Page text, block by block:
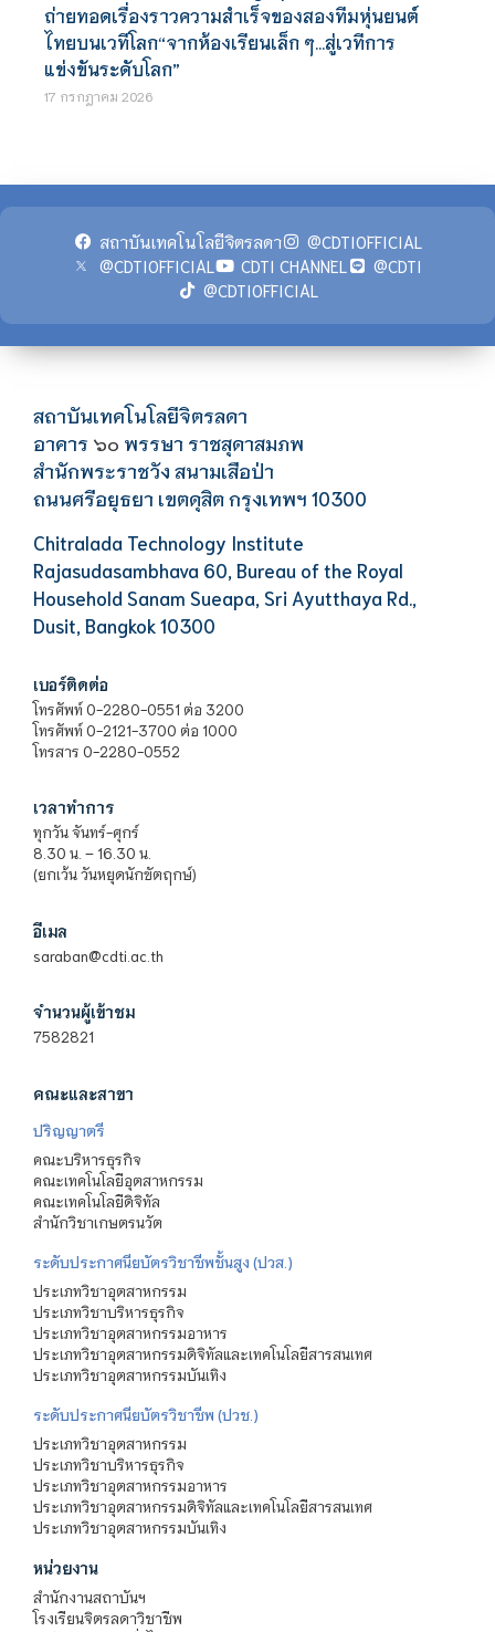
ถ่ายทอดเรื่องราวความสำเร็จของสองทีมหุ่นยนต์
ไทยบนเวทีโลก“จากห้องเรียนเล็ก ๆ…สู่เวทีการ
แข่งขันระดับโลก”
17 กรกฎาคม 2026
สถาบันเทคโนโลยีจิตรลดา
@CDTIOFFICIAL
@CDTIOFFICIAL
CDTI CHANNEL
@CDTI
@CDTIOFFICIAL
สถาบันเทคโนโลยีจิตรลดา
อาคาร ๖๐ พรรษา ราชสุดาสมภพ
สำนักพระราชวัง สนามเสือป่า
ถนนศรีอยุธยา เขตดุสิต กรุงเทพฯ 10300
Chitralada Technology Institute
Rajasudasambhava 60, Bureau of the Royal
Household Sanam Sueapa, Sri Ayutthaya Rd.,
Dusit, Bangkok 10300
เบอร์ติดต่อ
โทรศัพท์ 0-2280-0551 ต่อ 3200
โทรศัพท์ 0-2121-3700 ต่อ 1000
โทรสาร 0-2280-0552
เวลาทำการ
ทุกวัน จันทร์-ศุกร์
8.30 น. – 16.30 น.
(ยกเว้น วันหยุดนักขัตฤกษ์)
อีเมล
saraban@cdti.ac.th
จำนวนผู้เข้าชม
7582821
คณะและสาขา
ปริญญาตรี
คณะบริหารธุรกิจ
คณะเทคโนโลยีอุตสาหกรรม
คณะเทคโนโลยีดิจิทัล
สำนักวิชาเกษตรนวัต
ระดับประกาศนียบัตรวิชาชีพชั้นสูง (ปวส.)
ประเภทวิชาอุตสาหกรรม
ประเภทวิชาบริหารธุรกิจ
ประเภทวิชาอุตสาหกรรมอาหาร
ประเภทวิชาอุตสาหกรรมดิจิทัลและเทคโนโลยีสารสนเทศ
ประเภทวิชาอุตสาหกรรมบันเทิง
ระดับประกาศนียบัตรวิชาชีพ (ปวช.)
ประเภทวิชาอุตสาหกรรม
ประเภทวิชาบริหารธุรกิจ
ประเภทวิชาอุตสาหกรรมอาหาร
ประเภทวิชาอุตสาหกรรมดิจิทัลและเทคโนโลยีสารสนเทศ
ประเภทวิชาอุตสาหกรรมบันเทิง
หน่วยงาน
สำนักงานสถาบันฯ
โรงเรียนจิตรลดาวิชาชีพ